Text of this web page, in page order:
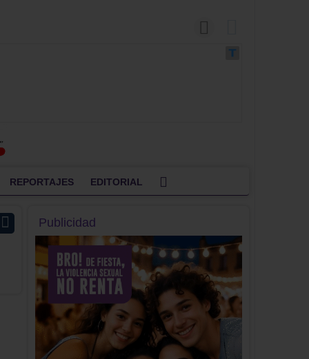
REPORTAJES EDITORIAL
Publicidad